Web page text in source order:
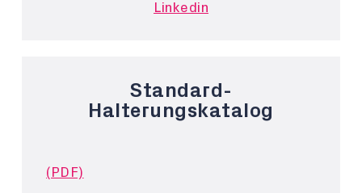
Linkedin
Standard-
Halterungskatalog
(PDF)